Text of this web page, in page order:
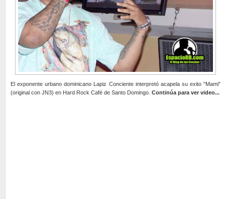
El exponente urbano dominicano Lapiz Conciente interpretó acapela su exito "Mami"
(original con JN3) en Hard Rock Café de Santo Domingo. Continúa para ver video...